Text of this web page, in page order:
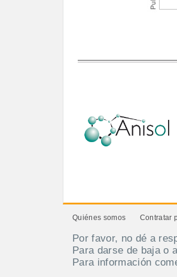
Quiénes somos Contratar
Por favor, no dé a
Para darse de baja o
Para información